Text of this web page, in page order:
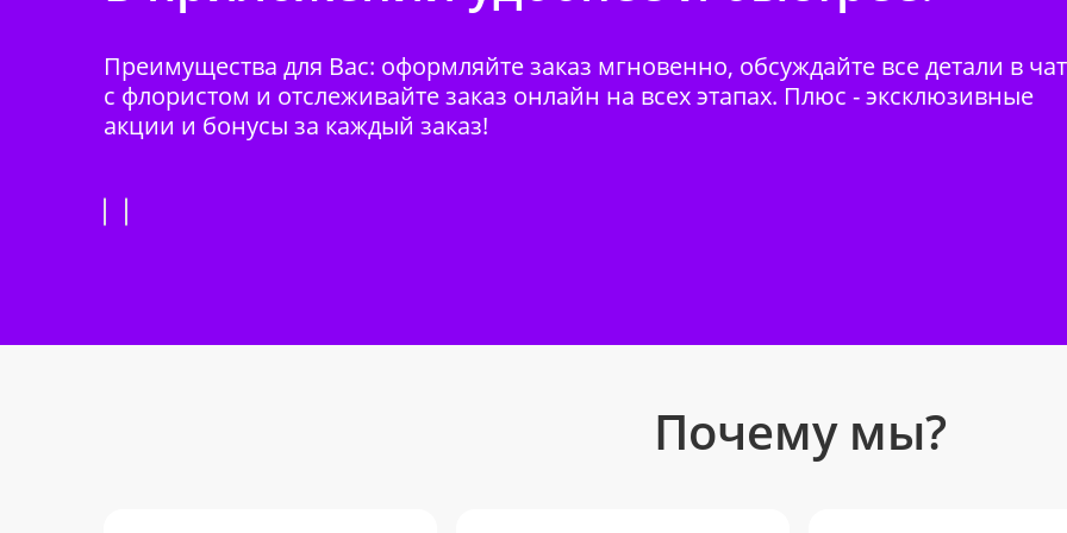
Преимущества для Вас: оформляйте заказ мгновенно, обсуждайте все детали в
с флористом и отслеживайте заказ онлайн на всех этапах. Плюс - эксклюзивные
акции и бонусы за каждый заказ!
Почему мы?